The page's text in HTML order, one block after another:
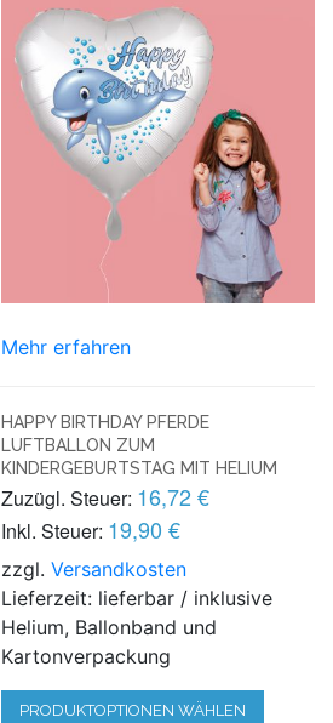
Mehr erfahren
HAPPY BIRTHDAY PFERDE
LUFTBALLON ZUM
KINDERGEBURTSTAG MIT HELIUM
Zuzügl. Steuer: 16,72 €
Inkl. Steuer: 19,90 €
zzgl.Versandkosten
Lieferzeit: lieferbar / inklusive
Helium, Ballonband und
Kartonverpackung
PRODUKTOPTIONEN WÄHLEN